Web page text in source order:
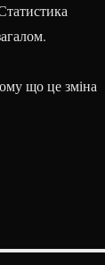
що це зміна